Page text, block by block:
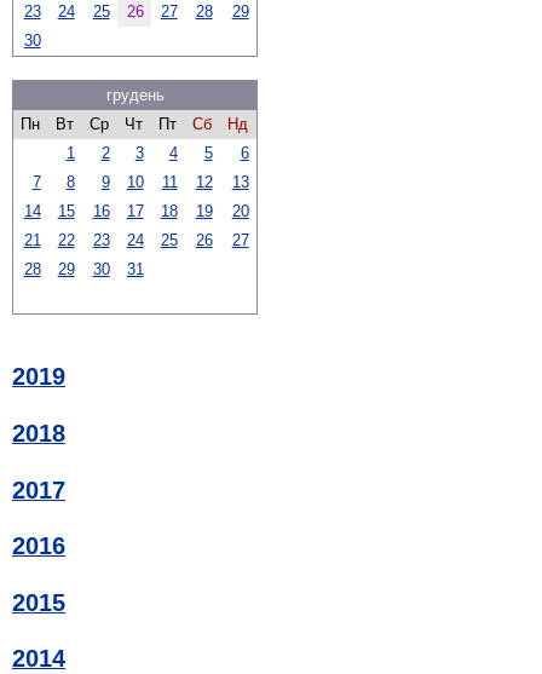
23 24 25 26 27 28
29
30
грудень
Пн
Вт Ср Чт Пт Сб
Нд
1
2 3 4 5
6
7
8 9 10 11 12
13
14
15 16 17 18 19
20
21
22 23 24 25 26
27
28
29 30 31
2019
2018
2017
2016
2015
2014